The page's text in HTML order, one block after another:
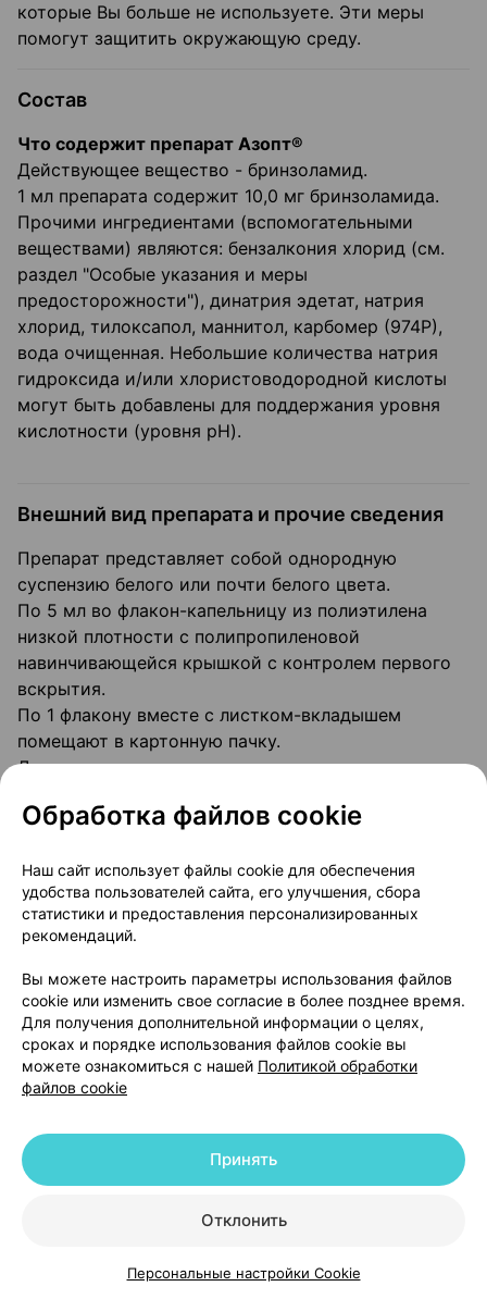
КаталогКорзинаИзбранноеПрофиль
которые Вы больше не используете. Эти меры
помогут защитить окружающую среду.
Состав
Что содержит препарат Азопт®
Действующее вещество - бринзоламид.
1 мл препарата содержит 10,0 мг бринзоламида.
Прочими ингредиентами (вспомогательными
веществами) являются: бензалкония хлорид (см.
раздел "Особые указания и меры
предосторожности"), динатрия эдетат, натрия
хлорид, тилоксапол, маннитол, карбомер (974Р),
вода очищенная. Небольшие количества натрия
гидроксида и/или хлористоводородной кислоты
могут быть добавлены для поддержания уровня
кислотности (уровня pH).
Внешний вид препарата и прочие сведения
Препарат представляет собой однородную
суспензию белого или почти белого цвета.
По 5 мл во флакон-капельницу из полиэтилена
низкой плотности с полипропиленовой
навинчивающейся крышкой с контролем первого
вскрытия.
По 1 флакону вместе с листком-вкладышем
помещают в картонную пачку.
Допускается наличие контроля первого вскрытия
По рецепту.
Держатель регистрационного удостоверения
Новартис Фарма АГ / Novartis Pharma AG
Лихтштрассе 35, 4056 Базель, Швейцария /
Lichtstrasse 35, 4056 Basel, Switzerland
Производитель
Новартис Мэньюфекчуринг НВ / Novartis
Manufacturing NV
Рейксвег 14, Пуурс-Синт-Амандс, 2870 / Rijksweg
14, Puurs-Sint-Amands, 2870
За любой информацией о препарате, а также в
Обработка файлов cookie
Наш сайт использует файлы cookie для обеспечения
удобства пользователей сайта, его улучшения, сбора
статистики и предоставления персонализированных
рекомендаций.
Вы можете настроить параметры использования файлов
cookie или изменить свое согласие в более позднее время.
Для получения дополнительной информации о целях,
сроках и порядке использования файлов cookie вы
можете ознакомиться с нашей Политикой обработки
файлов cookie
Отклонить
Принять
Персональные настройки Cookie